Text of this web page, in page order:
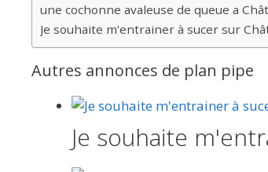
une cochonne avaleuse de queue a
Je souhaite m'entrainer à sucer sur
Autres annonces de plan pipe
Je souhaite